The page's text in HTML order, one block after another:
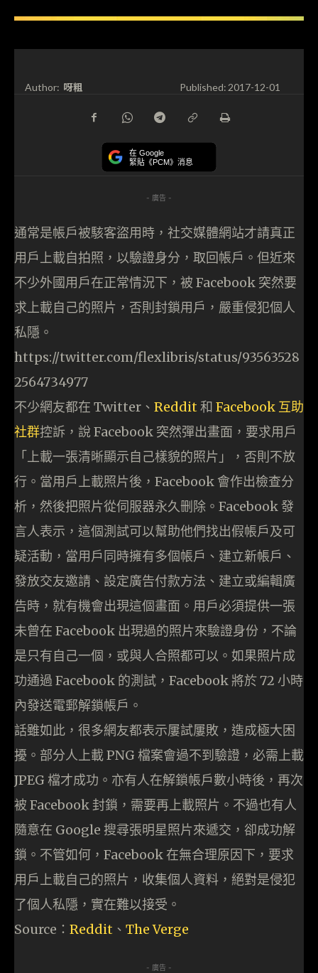
Author: 呀粗 Published:2017-12-01
在 Google
緊貼《PCM》消息
- 廣告 -
通常是帳戶被駭客盜用時，社交媒體網站才請真正
用戶上載自拍照，以驗證身分，取回帳戶。但近來
不少外國用戶在正常情況下，被 Facebook 突然要
求上載自己的照片，否則封鎖用戶，嚴重侵犯個人
私隱。
https://twitter.com/flexlibris/status/93563528
2564734977
不少網友都在 Twitter、 Reddit 和 Facebook 互助
社群控訴，說 Facebook 突然彈出畫面，要求用戶
「上載一張清晰顯示自己樣貌的照片」，否則不放
行。當用戶上載照片後，Facebook 會作出檢查分
析，然後把照片從伺服器永久删除。Facebook 發
言人表示，這個測試可以幫助他們找出假帳戶及可
疑活動，當用戶同時擁有多個帳戶、建立新帳戶、
發放交友邀請、設定廣告付款方法、建立或編輯廣
告時，就有機會出現這個畫面。用戶必須提供一張
未曾在 Facebook 出現過的照片來驗證身份，不論
是只有自己一個，或與人合照都可以。如果照片成
功通過 Facebook 的測試，Facebook 將於 72 小時
內發送電郵解鎖帳戶。
話雖如此，很多網友都表示屢試屢敗，造成極大困
擾。部分人上載 PNG 檔案會過不到驗證，必需上載
JPEG 檔才成功。亦有人在解鎖帳戶數小時後，再次
被 Facebook 封鎖，需要再上載照片。不過也有人
隨意在 Google 搜尋張明星照片來遞交，卻成功解
鎖。不管如何，Facebook 在無合理原因下，要求
用戶上載自己的照片，收集個人資料，絕對是侵犯
了個人私隱，實在難以接受。
Source： Reddit 、 The Verge
- 廣告 -